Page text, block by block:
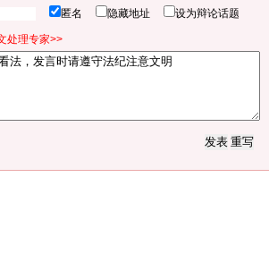
匿名 隐藏地址 设为辩论话题
处理专家>>